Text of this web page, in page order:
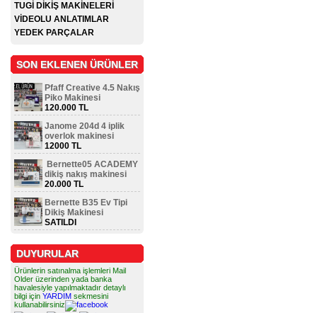
TUGİ DİKİŞ MAKİNELERİ
VİDEOLU ANLATIMLAR
YEDEK PARÇALAR
SON EKLENEN ÜRÜNLER
Pfaff Creative 4.5 Nakış
Piko Makinesi
120.000 TL
Janome 204d 4 iplik
overlok makinesi
12000 TL
Bernette05 ACADEMY
dikiş nakış makinesi
20.000 TL
Bernette B35 Ev Tipi
Dikiş Makinesi
SATILDI
DUYURULAR
Ürünlerin satınalma işlemleri Mail
Older üzerinden yada banka
havalesiyle yapılmaktadır detaylı
bilgi için YARDIM sekmesini
kullanabilirsiniz